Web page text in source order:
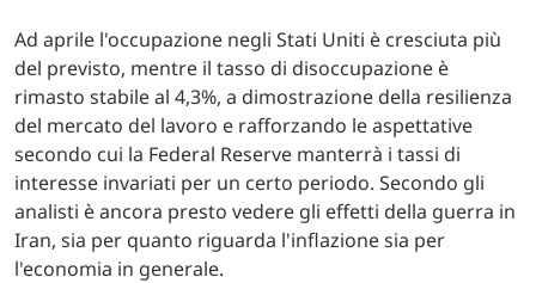
Ad aprile l'occupazione negli Stati Uniti è cresciuta più
del previsto, mentre il tasso di disoccupazione è
rimasto stabile al 4,3%, a dimostrazione della resilienza
del mercato del lavoro e rafforzando le aspettative
secondo cui la Federal Reserve manterrà i tassi di
interesse invariati per un certo periodo. Secondo gli
analisti è ancora presto vedere gli effetti della guerra in
Iran, sia per quanto riguarda l'inflazione sia per
l'economia in generale.